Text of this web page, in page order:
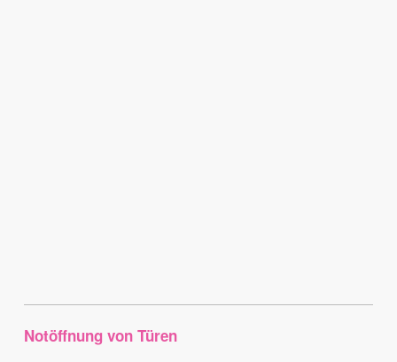
Notöffnung von Türen